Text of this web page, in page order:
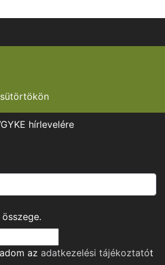
hírlevelére
összege.
az adatkezelési tájékoztatót